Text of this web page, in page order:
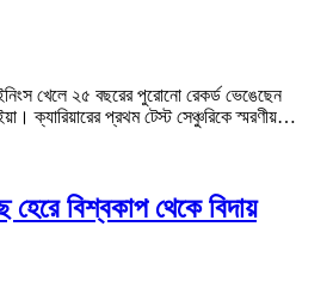
খেলে ২৫ বছরের পুরোনো রেকর্ড ভেঙেছেন
ক্যারিয়ারের প্রথম টেস্ট সেঞ্চুরিকে স্মরণীয়…
বিশ্বকাপ থেকে বিদায়